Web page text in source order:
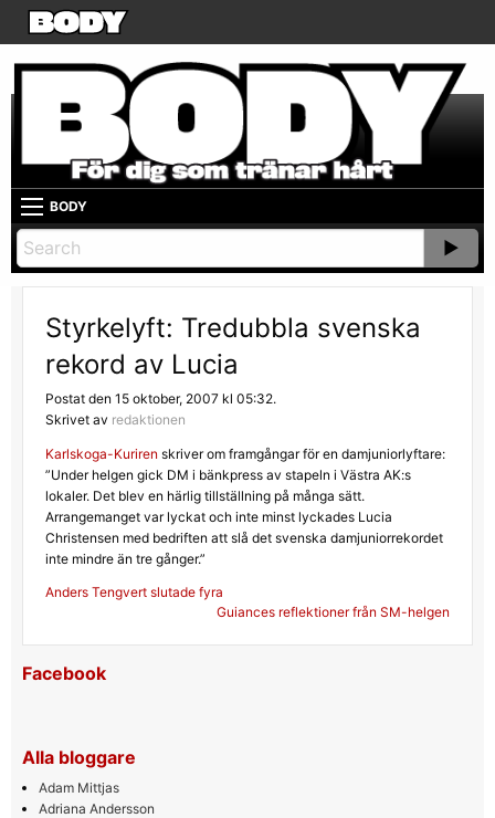
BODY
Styrkelyft: Tredubbla svenska
rekord av Lucia
Postat den 15 oktober, 2007 kl 05:32.
Skrivet av redaktionen
Karlskoga-Kuriren skriver om framgångar för en damjuniorlyftare:
”Under helgen gick DM i bänkpress av stapeln i Västra AK:s
lokaler. Det blev en härlig tillställning på många sätt.
Arrangemanget var lyckat och inte minst lyckades Lucia
Christensen med bedriften att slå det svenska damjuniorrekordet
inte mindre än tre gånger.”
Inläggsnavigering
Anders Tengvert slutade fyra
Guiances reflektioner från SM-helgen
Facebook
Alla bloggare
Adam Mittjas
Adriana Andersson